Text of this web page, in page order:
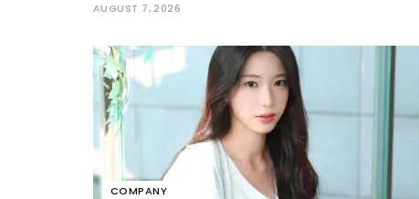
AUGUST 7, 2026
COMPANY